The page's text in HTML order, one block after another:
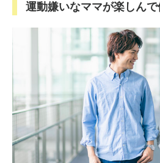
運動嫌いなママが楽しん